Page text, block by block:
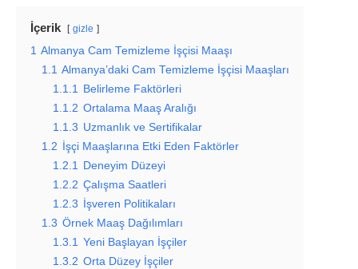
İçerik gizle
1 Almanya Cam Temizleme İşçisi Maaşı
1.1 Almanya’daki Cam Temizleme İşçisi Maaşları
1.1.1
Belirleme Faktörleri
1.1.2 Ortalama Maaş Aralığı
1.1.3 Uzmanlık ve Sertifikalar
1.2
İşçi Maaşlarına Etki Eden Faktörler
1.2.1
Deneyim Düzeyi
1.2.2 Çalışma Saatleri
1.2.3
İşveren Politikaları
1.3 Örnek Maaş Dağılımları
1.3.1
Yeni Başlayan İşçiler
1.3.2 Orta Düzey İşçiler